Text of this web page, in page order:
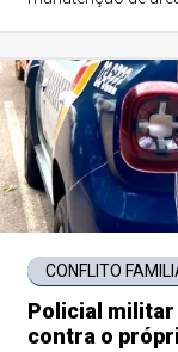
CONFLITO
Policial militar
contra o